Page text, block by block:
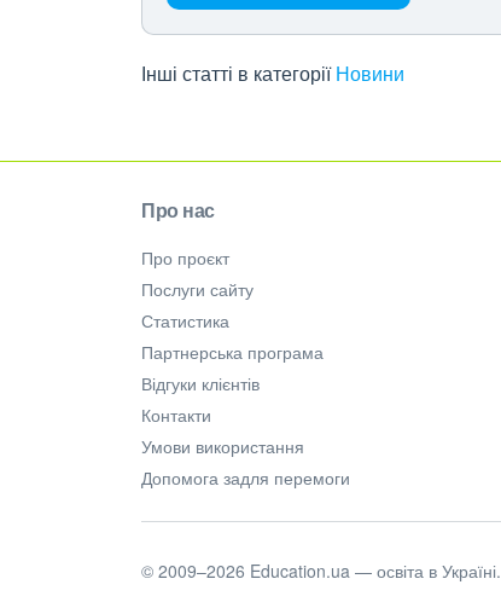
Інші статті в категорії Новини
Про нас
Про проєкт
Послуги сайту
Статистика
Партнерська програма
Відгуки клієнтів
Контакти
Умови використання
Допомога задля перемоги
© 2009–2026 Education.ua — освіта в Україні.